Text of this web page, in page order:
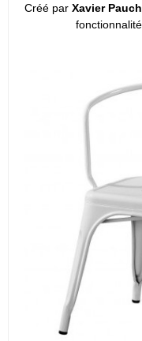
Créé par Xavier